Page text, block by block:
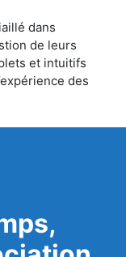
dans
de leurs
et intuitifs
des